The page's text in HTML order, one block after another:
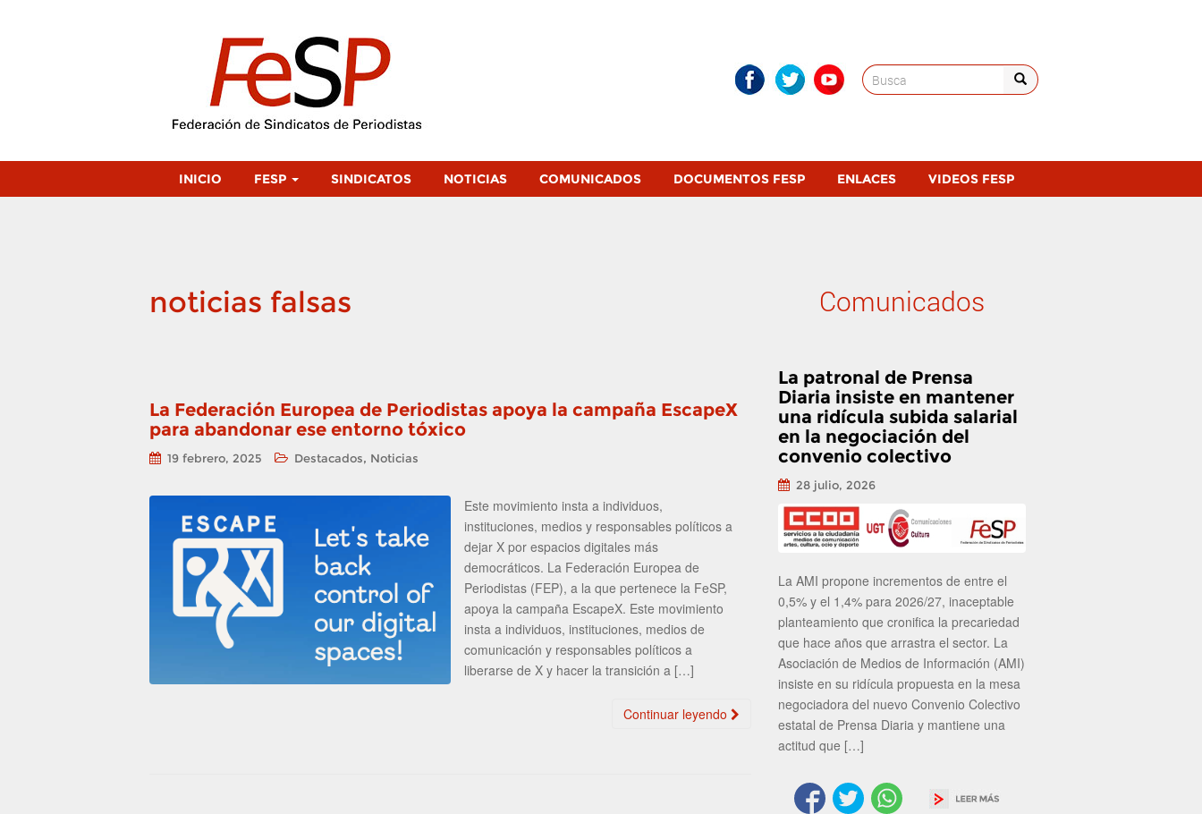
Search
for:
INICIO FESP SINDICATOS NOTICIAS COMUNICADOS DOCUMENTOS FESP ENLACES VIDEOS FESP
noticias falsas
La Federación Europea de Periodistas apoya la campaña EscapeX
para abandonar ese entorno tóxico
19 febrero, 2025 Destacados, Noticias
Este movimiento insta a individuos,
instituciones, medios y responsables políticos a
dejar X por espacios digitales más
democráticos. La Federación Europea de
Periodistas (FEP), a la que pertenece la FeSP,
apoya la campaña EscapeX. Este movimiento
insta a individuos, instituciones, medios de
comunicación y responsables políticos a
liberarse de X y hacer la transición a […]
Continuar leyendo
Comunicados
La patronal de Prensa
Diaria insiste en mantener
una ridícula subida salarial
en la negociación del
convenio colectivo
28 julio, 2026
La AMI propone incrementos de entre el
0,5% y el 1,4% para 2026/27, inaceptable
planteamiento que cronifica la precariedad
que hace años que arrastra el sector. La
Asociación de Medios de Información (AMI)
insiste en su ridícula propuesta en la mesa
negociadora del nuevo Convenio Colectivo
estatal de Prensa Diaria y mantiene una
actitud que […]